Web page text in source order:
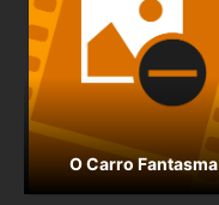
O Carro Fantasma